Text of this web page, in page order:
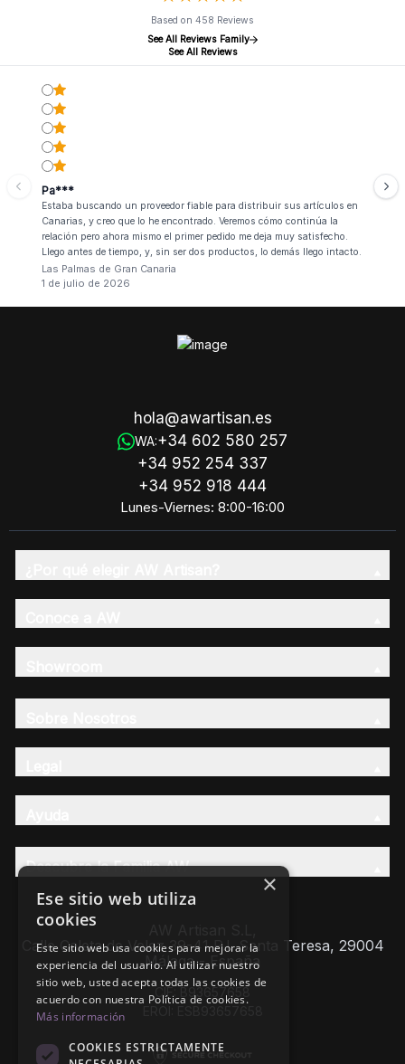
Based on 458 Reviews
See All Reviews Family
See All Reviews
Pa***
Estaba buscando un proveedor fiable para distribuir sus artículos en
Canarias, y creo que lo he encontrado. Veremos cómo continúa la
relación pero ahora mismo el primer pedido me deja muy satisfecho.
Llego antes de tiempo, y, sin ser dos productos, lo demás llego intacto.
Las Palmas de Gran Canaria
1 de julio de 2026
hola@awartisan.es
WA:+34 602 580 257
+34 952 254 337
+34 952 918 444
Lunes-Viernes: 8:00-16:00
Descubre la Familia AW
Calle Caleta de Velez 39-41 P.I. Santa Teresa, 29004
Málaga - España
CIF: B93657658
×
Ese sitio web utiliza
cookies
Este sitio web usa cookies para mejorar la
experiencia del usuario. Al utilizar nuestro
sitio web, usted acepta todas las cookies de
acuerdo con nuestra Política de cookies.
Más información
COOKIES ESTRICTAMENTE